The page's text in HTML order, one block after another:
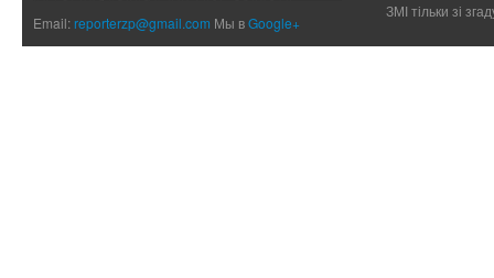
Email:reporterzp@gmail.com Мы вGoogle+
ЗМІ тільки зі